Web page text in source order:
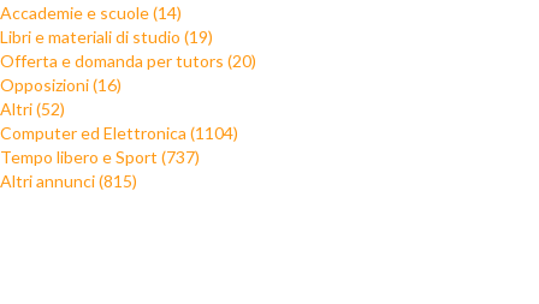
Accademie e scuole (14)
Libri e materiali di studio (19)
Offerta e domanda per tutors (20)
Opposizioni (16)
Altri (52)
Computer ed Elettronica (1104)
Tempo libero e Sport (737)
Altri annunci (815)